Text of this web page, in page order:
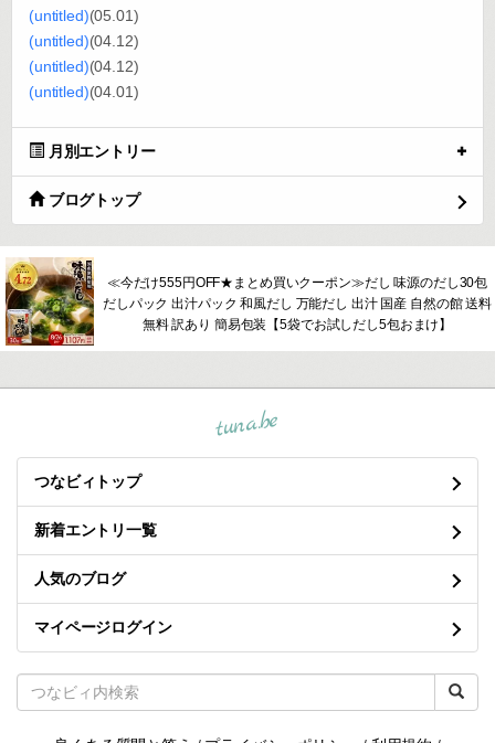
(untitled)(05.01)
(untitled)(04.12)
(untitled)(04.12)
(untitled)(04.01)
月別エントリー
ブログトップ
≪今だけ555円OFF★まとめ買いクーポン≫だし 味源のだし30包
だしパック 出汁パック 和風だし 万能だし 出汁 国産 自然の館 送料
無料 訳あり 簡易包装【5袋でお試しだし5包おまけ】
tuna.be
つなビィトップ
新着エントリ一覧
人気のブログ
マイページログイン